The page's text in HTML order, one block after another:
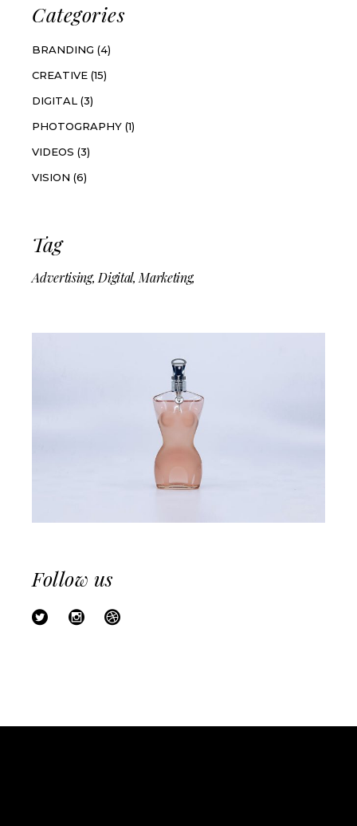
Categories
BRANDING (4)
CREATIVE (15)
DIGITAL (3)
PHOTOGRAPHY (1)
VIDEOS (3)
VISION (6)
Tag
Advertising Digital Marketing
Follow us